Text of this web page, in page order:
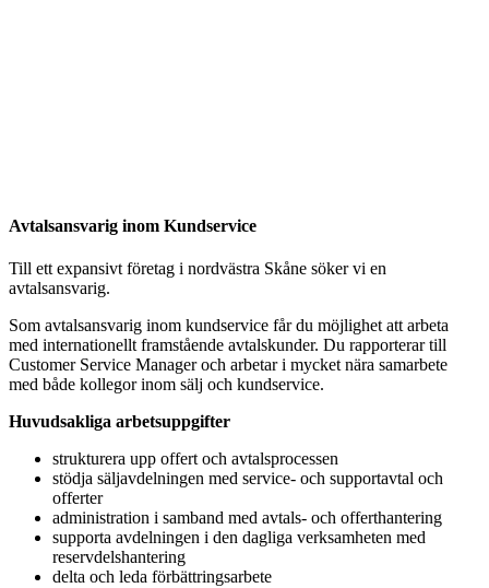
Avtalsansvarig inom Kundservice
Till ett expansivt företag i nordvästra Skåne söker vi en
avtalsansvarig.
Som avtalsansvarig inom kundservice får du möjlighet att arbeta
med internationellt framstående avtalskunder. Du rapporterar till
Customer Service Manager och arbetar i mycket nära samarbete
med både kollegor inom sälj och kundservice.
Huvudsakliga arbetsuppgifter
strukturera upp offert och avtalsprocessen
stödja säljavdelningen med service- och supportavtal och
offerter
administration i samband med avtals- och offerthantering
supporta avdelningen i den dagliga verksamheten med
reservdelshantering
delta och leda förbättringsarbete